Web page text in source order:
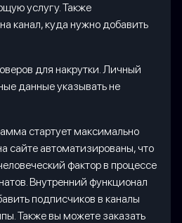
услугу. Также
канал, куда нужно добавить
для накрутки. Личный
данные указывать не
стартует максимально
сайте автоматизированы, что
фактор в процессе
Внутренний функционал
подписчиков в каналы
Также вы можете заказать